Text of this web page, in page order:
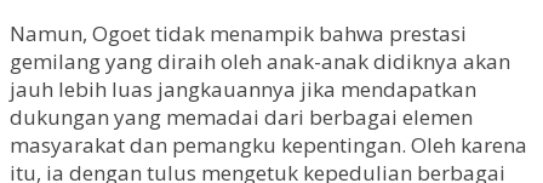
Namun, Ogoet tidak menampik bahwa prestasi
gemilang yang diraih oleh anak-anak didiknya akan
jauh lebih luas jangkauannya jika mendapatkan
dukungan yang memadai dari berbagai elemen
masyarakat dan pemangku kepentingan. Oleh karena
itu, ia dengan tulus mengetuk kepedulian berbagai